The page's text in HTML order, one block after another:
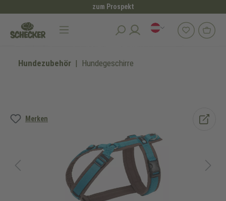
zum Prospekt
Hundezubehör Hundegeschirre
Merken
Bildergalerie überspringen